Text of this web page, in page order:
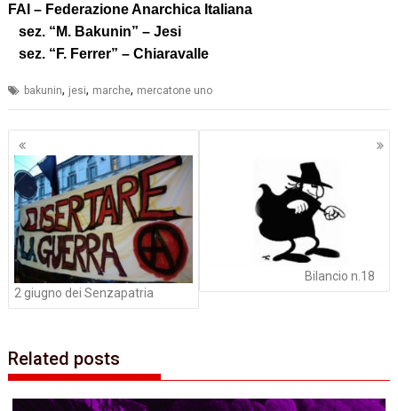
FAI – Federazione Anarchica Italiana
sez. “M. Bakunin” – Jesi
sez. “F. Ferrer” – Chiaravalle
bakunin, jesi, marche, mercatone uno
Navigazione
articoli
2 giugno dei Senzapatria
Bilancio n.18
Related posts